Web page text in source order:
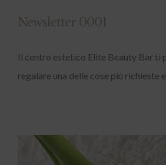
Newsletter 0001
Il centro estetico Elite Beauty Bar ti
regalare una delle cose più richieste